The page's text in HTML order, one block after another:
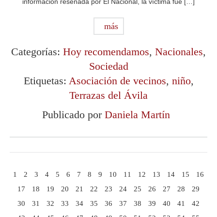
más
Categorías: Hoy recomendamos, Nacionales,
Sociedad
Etiquetas: Asociación de vecinos, niño,
Terrazas del Ávila
Publicado por Daniela Martín
1 2 3 4 5 6 7 8 9 10 11 12 13 14 15
16
17
18 19 20 21 22 23 24 25 26 27 28
29
30
31 32 33 34 35 36 37 38 39 40 41
42